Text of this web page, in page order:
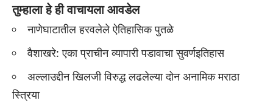
तुम्हाला हे ही वाचायला आवडेल
नाणेघाटातील हरवलेले ऐतिहासिक पुतळे
वैशाखरे: एका प्राचीन व्यापारी पडावाचा सुवर्णइतिहास
अल्लाउद्दीन खिलजी विरुद्ध लढलेल्या दोन अनामिक मराठा
स्त्रिया